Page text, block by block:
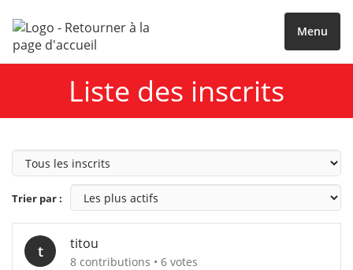
Menu
Liste des inscrits
Type
Trier par :
t titou
8 contributions • 6 votes